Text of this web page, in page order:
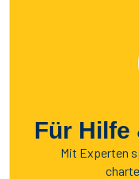
Für Hilfe
Mit Experten